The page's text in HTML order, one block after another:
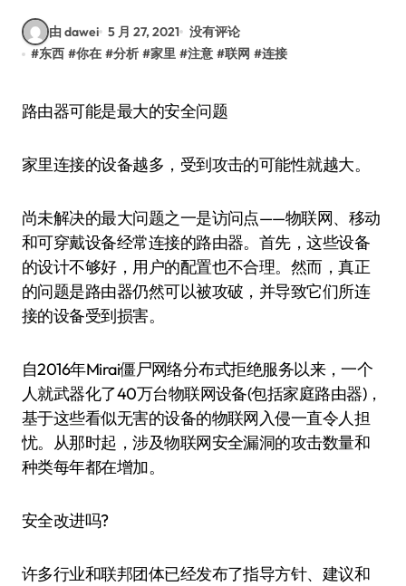
由 dawei 5 月 27, 2021 没有评论
#东西 #你在 #分析 #家里 #注意 #联网 #连接
路由器可能是最大的安全问题
家里连接的设备越多，受到攻击的可能性就越大。
尚未解决的最大问题之一是访问点——物联网、移动
和可穿戴设备经常连接的路由器。首先，这些设备
的设计不够好，用户的配置也不合理。然而，真正
的问题是路由器仍然可以被攻破，并导致它们所连
接的设备受到损害。
自2016年Mirai僵尸网络分布式拒绝服务以来，一个
人就武器化了40万台物联网设备(包括家庭路由器)，
基于这些看似无害的设备的物联网入侵一直令人担
忧。从那时起，涉及物联网安全漏洞的攻击数量和
种类每年都在增加。
安全改进吗?
许多行业和联邦团体已经发布了指导方针、建议和